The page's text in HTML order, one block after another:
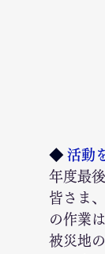
◆ 活動
年度最
皆さま
の作業
被災地